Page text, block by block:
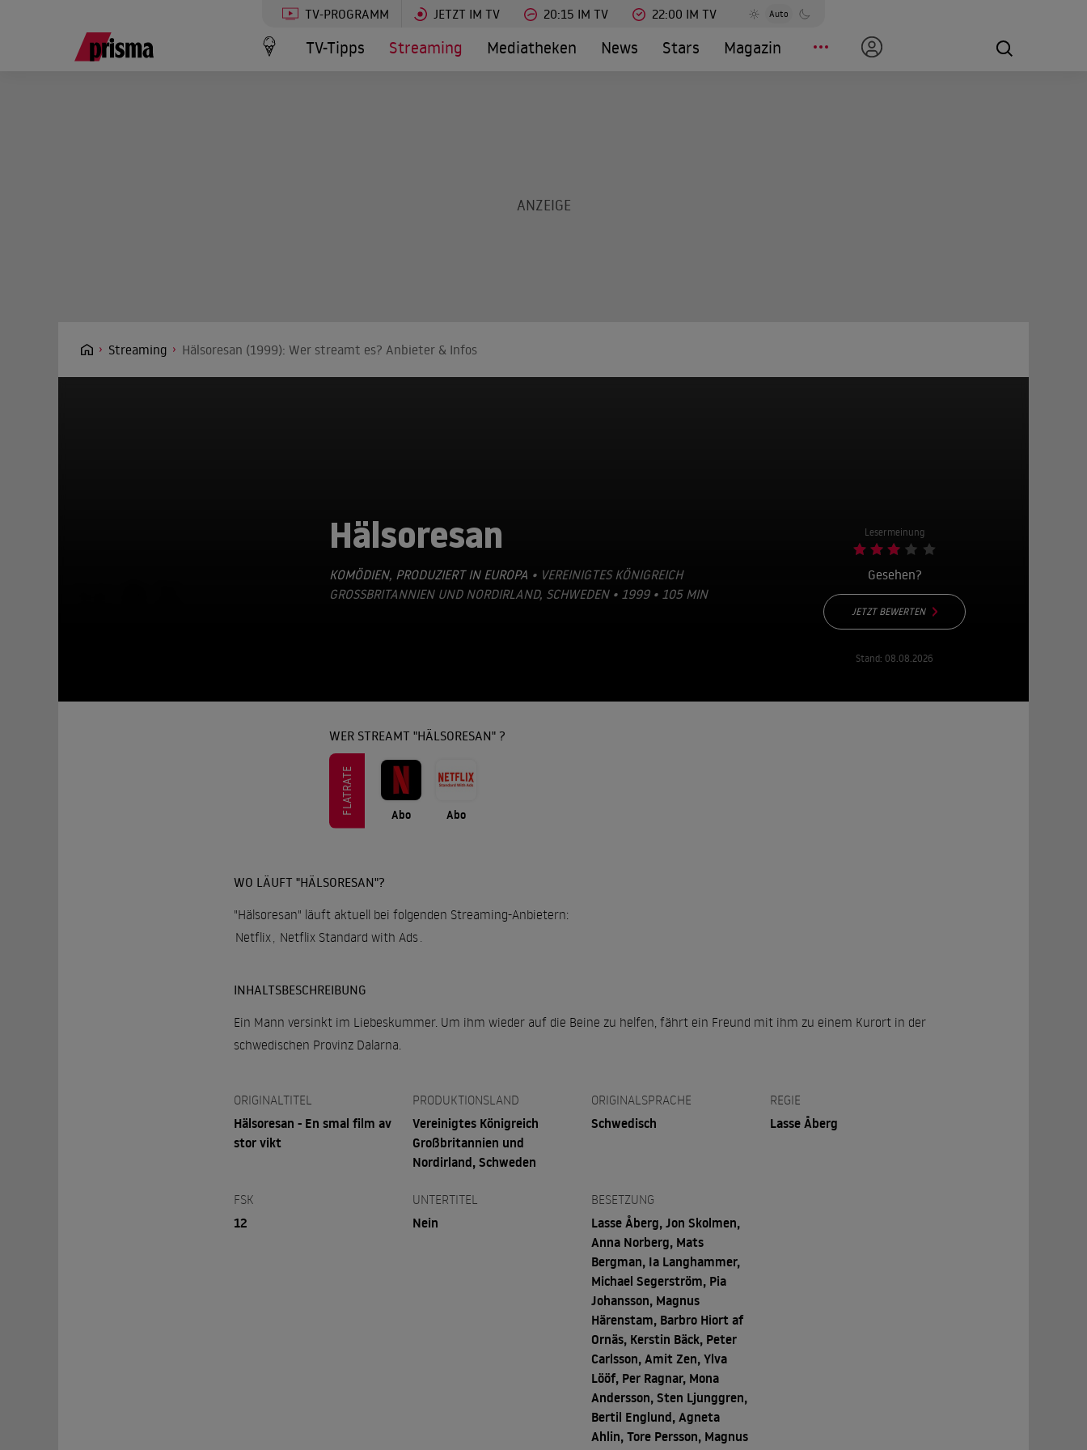
TV-PROGRAMM JETZT IM TV 20:15 IM TV 22:00 IM TV Auto
TV-Tipps Streaming Mediatheken News Stars Magazin
Streaming Hälsoresan (1999): Wer streamt es? Anbieter & Infos
Hälsoresan
KOMÖDIEN, PRODUZIERT IN EUROPA • VEREINIGTES KÖNIGREICH
GROSSBRITANNIEN UND NORDIRLAND, SCHWEDEN • 1999 • 105 MIN
Lesermeinung
Gesehen?
JETZT BEWERTEN
Stand: 08.08.2026
WER STREAMT "HÄLSORESAN" ?
FLATRATE Abo Abo
WO LÄUFT "HÄLSORESAN"?
"Hälsoresan" läuft aktuell bei folgenden Streaming-Anbietern:
Netflix
Netflix Standard with Ads
INHALTSBESCHREIBUNG
Ein Mann versinkt im Liebeskummer. Um ihm wieder auf die Beine zu helfen, fährt ein Freund mit ihm zu einem Kurort in der
schwedischen Provinz Dalarna.
ORIGINALTITEL
Hälsoresan - En smal film av
stor vikt
PRODUKTIONSLAND
Vereinigtes Königreich
Großbritannien und
Nordirland, Schweden
ORIGINALSPRACHE
Schwedisch
REGIE
Lasse Åberg
FSK
12
UNTERTITEL
Nein
BESETZUNG
Lasse Åberg, Jon Skolmen,
Anna Norberg, Mats
Bergman, Ia Langhammer,
Michael Segerström, Pia
Johansson, Magnus
Härenstam, Barbro Hiort af
Ornäs, Kerstin Bäck, Peter
Carlsson, Amit Zen, Ylva
Lööf, Per Ragnar, Mona
Andersson, Sten Ljunggren,
Bertil Englund, Agneta
Ahlin, Tore Persson, Magnus